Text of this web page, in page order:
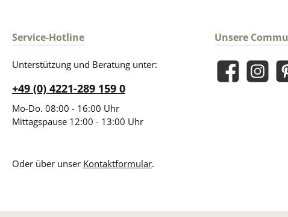
Service-Hotline
Unterstützung und Beratung unter:
+49 (0) 4221-289 159 0
Mo-Do. 08:00 - 16:00 Uhr
Mittagspause 12:00 - 13:00 Uhr
Oder über unser Kontaktformular.
Unsere
FacebookInstagram